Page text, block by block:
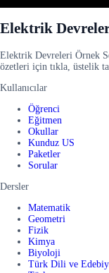
Elektrik
Elektrik Devreleri Örnek
özetleri için tıkla, üstelik
Kullanıcılar
Öğrenci
Eğitmen
Okullar
Kunduz US
Paketler
Sorular
Dersler
Matematik
Geometri
Fizik
Kimya
Biyoloji
Türk Dili ve